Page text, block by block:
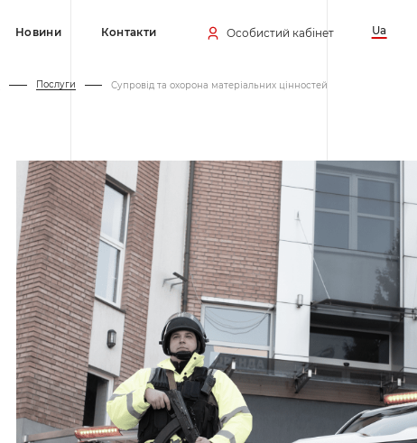
Новини Контакти Особистий кабінет Ua
Послуги Супровід та охорона матеріальних цінностей